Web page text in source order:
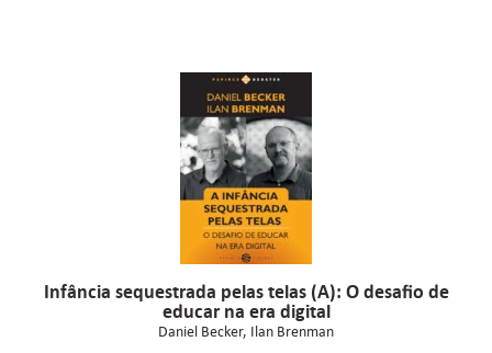
Infância sequestrada pelas telas (A): O desafio de
educar na era digital
Daniel Becker Ilan Brenman